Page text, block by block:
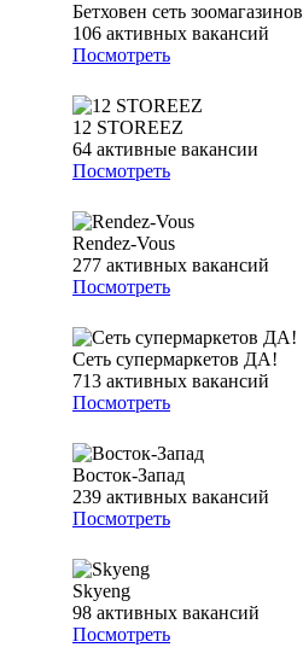
Бетховен сеть зоомагазинов
106 активных вакансий
Посмотреть
12 STOREEZ
64 активные вакансии
Посмотреть
Rendez-Vous
277 активных вакансий
Посмотреть
Сеть супермаркетов ДА!
713 активных вакансий
Посмотреть
Восток-Запад
239 активных вакансий
Посмотреть
Skyeng
98 активных вакансий
Посмотреть